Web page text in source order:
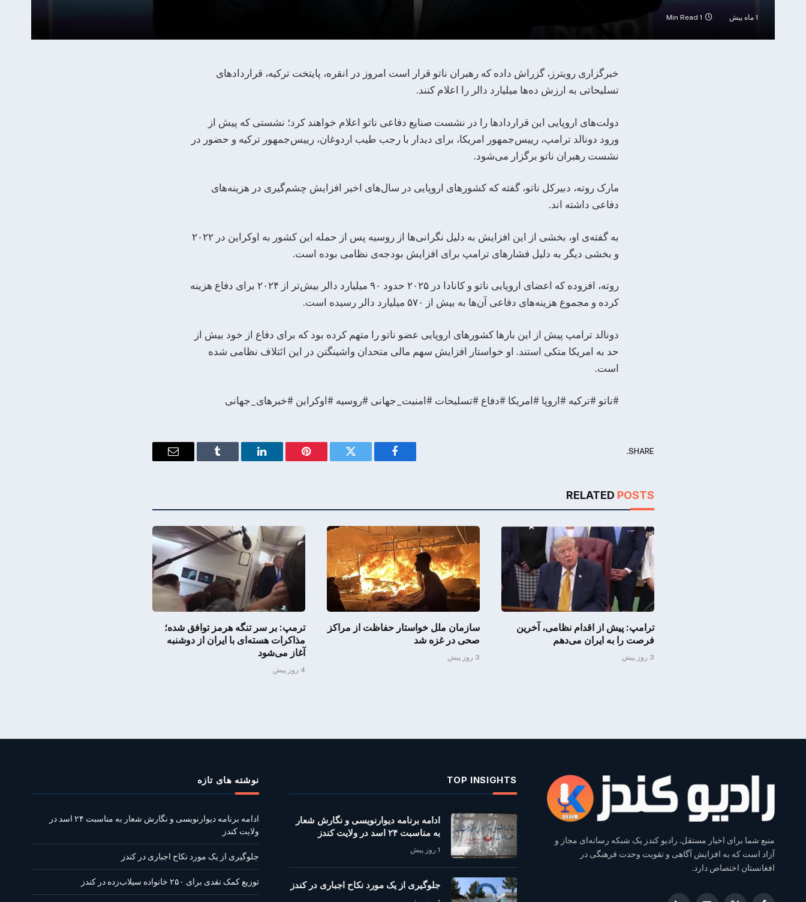
1 ماه پیش 1 Min Read
خبرگزاری رویترز، گزراش داده که رهبران ناتو قرار است امروز در انقره، پایتخت ترکیه، قراردادهای
تسلیحاتی به ارزش ده‌ها میلیارد دالر را اعلام کنند.
دولت‌های اروپایی این قراردادها را در نشست صنایع دفاعی ناتو اعلام خواهند کرد؛ نشستی که پیش از
ورود دونالد ترامپ، رییس‌جمهور امریکا، برای دیدار با رجب طیب اردوغان، رییس‌جمهور ترکیه و حضور در
نشست رهبران ناتو برگزار می‌شود.
مارک روته، دبیرکل ناتو، گفته که کشورهای اروپایی در سال‌های اخیر افزایش چشم‌گیری در هزینه‌های
دفاعی داشته ‌اند.
به گفته‌ی او، بخشی از این افزایش به دلیل نگرانی‌ها از روسیه پس از حمله این کشور به اوکراین در ۲۰۲۲
و بخشی دیگر به دلیل فشارهای ترامپ برای افزایش بودجه‌ی نظامی بوده است.
روته، افزوده که اعضای اروپایی ناتو و کانادا در ۲۰۲۵ حدود ۹۰ میلیارد دالر بیش‌تر از ۲۰۲۴ برای دفاع هزینه
کرده‌ و مجموع هزینه‌های دفاعی آن‌ها به بیش از ۵۷۰ میلیارد دالر رسیده است.
دونالد ترامپ پیش از این بارها کشورهای اروپایی عضو ناتو را متهم کرده بود که برای دفاع از خود بیش از
حد به امریکا متکی استند. او خواستار افزایش سهم مالی متحدان واشینگتن در این ائتلاف نظامی شده
است.
#ناتو #ترکیه #اروپا #امریکا #دفاع #تسلیحات #امنیت_جهانی #روسیه #اوکراین #خبرهای_جهانی
SHARE.
Facebook
Twitter
Pinterest
LinkedIn
Tumblr
Email
RELATED POSTS
ترامپ: پیش از اقدام نظامی، آخرین
فرصت را به ایران می‌دهم
3 روز پیش
سازمان ملل خواستار حفاظت از مراکز
صحی در غزه شد
3 روز پیش
ترمپ: بر سر تنگه هرمز توافق شده؛
مذاکرات هسته‌ای با ایران از دوشنبه
آغاز می‌شود
4 روز پیش
منبع شما برای اخبار مستقل. رادیو کندز یک شبکه رسانه‌ای مجاز و
آزاد است که به افزایش آگاهی و تقویت وحدت فرهنگی در
افغانستان اختصاص دارد.
TOP INSIGHTS
ادامه برنامه دیوارنویسی و نگارش شعار
به مناسبت ۲۴ اسد در ولایت کندز
1 روز پیش
جلوگیری از یک مورد نکاح اجباری در کندز
نوشته‌ های تازه
ادامه برنامه دیوارنویسی و نگارش شعار به مناسبت ۲۴ اسد در
ولایت کندز
جلوگیری از یک مورد نکاح اجباری در کندز
توزیع کمک نقدی برای ۲۵۰ خانواده سیلاب‌زده در کندز